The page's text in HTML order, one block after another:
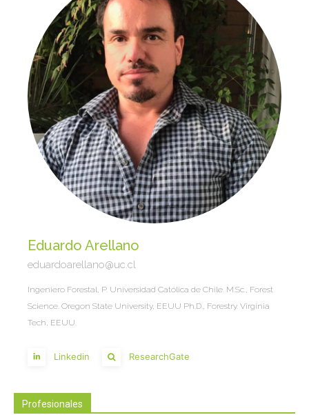
Eduardo Arellano
eduardoarellano@uc.cl
Ingeniero Forestal, P. Universidad Católica de Chile. M.Sc., Forest
Science. Oregon State University, EEUU Ph.D., Forestry. Virginia
Tech, EEUU.
Linkedin ResearchGate
Profesionales